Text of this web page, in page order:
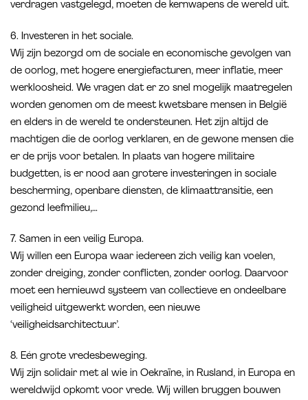
verdragen vastgelegd, moeten de kernwapens de wereld uit.
6. Investeren in het sociale.
Wij zijn bezorgd om de sociale en economische gevolgen van
de oorlog, met hogere energiefacturen, meer inflatie, meer
werkloosheid. We vragen dat er zo snel mogelijk maatregelen
worden genomen om de meest kwetsbare mensen in België
en elders in de wereld te ondersteunen. Het zijn altijd de
machtigen die de oorlog verklaren, en de gewone mensen die
er de prijs voor betalen. In plaats van hogere militaire
budgetten, is er nood aan grotere investeringen in sociale
bescherming, openbare diensten, de klimaattransitie, een
gezond leefmilieu,…
7. Samen in een veilig Europa.
Wij willen een Europa waar iedereen zich veilig kan voelen,
zonder dreiging, zonder conflicten, zonder oorlog. Daarvoor
moet een hernieuwd systeem van collectieve en ondeelbare
veiligheid uitgewerkt worden, een nieuwe
‘veiligheidsarchitectuur’.
8. Eén grote vredesbeweging.
Wij zijn solidair met al wie in Oekraïne, in Rusland, in Europa en
wereldwijd opkomt voor vrede. Wij willen bruggen bouwen